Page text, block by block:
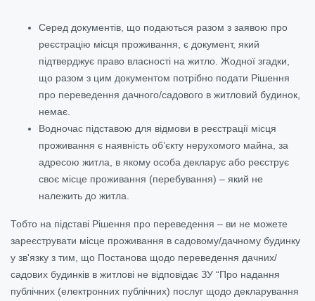
Серед документів, що подаються разом з заявою про
реєстрацію місця проживання, є документ, який
підтверджує право власності на житло. Жодної згадки,
що разом з цим документом потрібно подати Рішення
про переведення дачного/садового в житловий будинок,
немає.
Водночас підставою для відмови в реєстрації місця
проживання є наявність об’єкту нерухомого майна, за
адресою житла, в якому особа декларує або реєструє
своє місце проживання (перебування) – який не
належить до житла.
Тобто на підставі Рішення про переведення – ви не можете
зареєструвати місце проживання в садовому/дачному будинку
у зв'язку з тим, що Постанова щодо переведення дачних/
садових будинків в житлові не відповідає ЗУ “Про надання
публічних (електронних публічних) послуг щодо декларування